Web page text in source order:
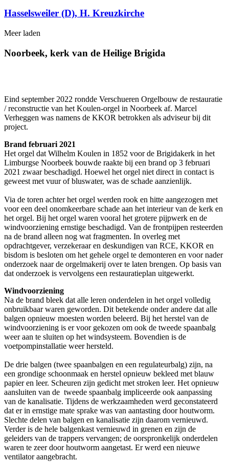
Hasselsweiler (D), H. Kreuzkirche
Meer laden
Noorbeek, kerk van de Heilige Brigida
Eind september 2022 rondde Verschueren Orgelbouw de restauratie
/ reconstructie van het Koulen-orgel in Noorbeek af. Marcel
Verheggen was namens de KKOR betrokken als adviseur bij dit
project.
Brand februari 2021
Het orgel dat Wilhelm Koulen in 1852 voor de Brigidakerk in het
Limburgse Noorbeek bouwde raakte bij een brand op 3 februari
2021 zwaar beschadigd. Hoewel het orgel niet direct in contact is
geweest met vuur of bluswater, was de schade aanzienlijk.
Via de toren achter het orgel werden rook en hitte aangezogen met
voor een deel onomkeerbare schade aan het interieur van de kerk en
het orgel. Bij het orgel waren vooral het grotere pijpwerk en de
windvoorziening ernstige beschadigd. Van de frontpijpen resteerden
na de brand alleen nog wat fragmenten. In overleg met
opdrachtgever, verzekeraar en deskundigen van RCE, KKOR en
bisdom is besloten om het gehele orgel te demonteren en voor nader
onderzoek naar de orgelmakerij over te laten brengen. Op basis van
dat onderzoek is vervolgens een restauratieplan uitgewerkt.
Windvoorziening
Na de brand bleek dat alle leren onderdelen in het orgel volledig
onbruikbaar waren geworden. Dit betekende onder andere dat alle
balgen opnieuw moesten worden beleerd. Bij het herstel van de
windvoorziening is er voor gekozen om ook de tweede spaanbalg
weer aan te sluiten op het windsysteem. Bovendien is de
voetpompinstallatie weer hersteld.
De drie balgen (twee spaanbalgen en een regulateurbalg) zijn, na
een grondige schoonmaak en herstel opnieuw bekleed met blauw
papier en leer. Scheuren zijn gedicht met stroken leer. Het opnieuw
aansluiten van de tweede spaanbalg impliceerde ook aanpassing
van de kanalisatie. Tijdens de werkzaamheden werd geconstateerd
dat er in ernstige mate sprake was van aantasting door houtworm.
Slechte delen van balgen en kanalisatie zijn daarom vernieuwd.
Verder is de hele balgenkast vernieuwd in grenen en zijn de
geleiders van de trappers vervangen; de oorspronkelijk onderdelen
waren te zeer door houtworm aangetast. Er werd een nieuwe
ventilator aangebracht.